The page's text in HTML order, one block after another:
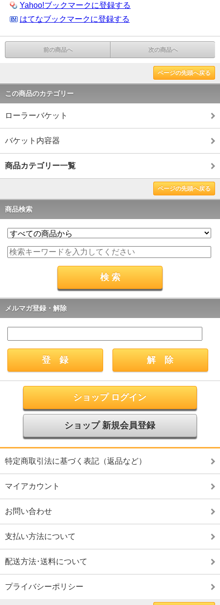
Yahoo!ブックマークに登録する
はてなブックマークに登録する
前の商品へ 次の商品へ
ページの先頭へ戻る
この商品のカテゴリー
ローラーバケット
バケット内容器
商品カテゴリー一覧
ページの先頭へ戻る
商品検索
メルマガ登録・解除
ショップ ログイン
ショップ 新規会員登録
特定商取引法に基づく表記（返品など）
マイアカウント
お問い合わせ
支払い方法について
配送方法･送料について
プライバシーポリシー